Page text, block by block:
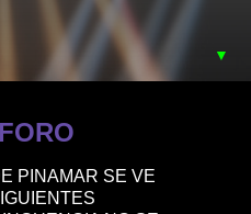
▼
PINAMAR SE VE